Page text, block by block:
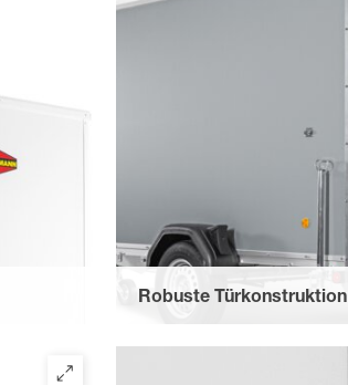
Robuste Türkonstruktion